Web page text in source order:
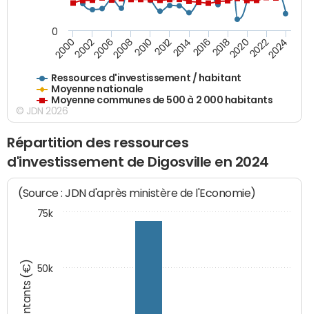
Ressources d'investissement / habitant
Moyenne nationale
Moyenne communes de 500 à 2 000 habitants
200020022006200820102012201420162018202020222024
0
© JDN 2026
Répartition des ressources
d'investissement de Digosville en 2024
Montants (€)
(Source : JDN d'après ministère de l'Economie)
50k
75k